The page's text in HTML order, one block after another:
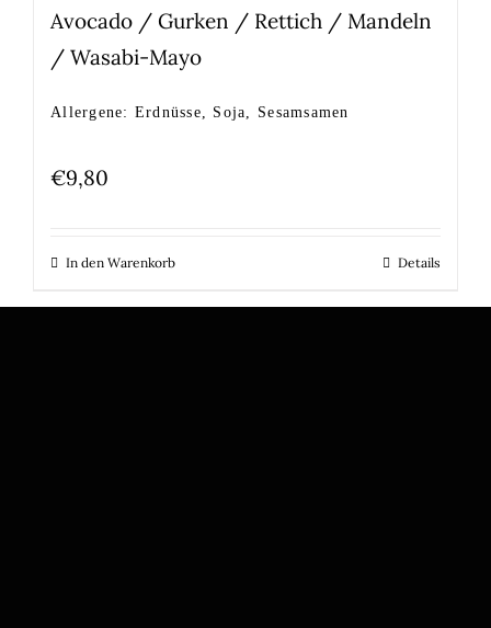
Avocado / Gurken / Rettich / Mandeln
/ Wasabi-Mayo
Allergene: Erdnüsse, Soja, Sesamsamen
€9,80
In den Warenkorb Details